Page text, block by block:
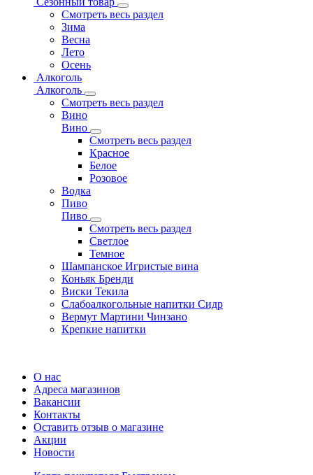
Смотреть весь раздел
Зима
Весна
Лето
Осень
Алкоголь
Алкоголь
Смотреть весь раздел
Вино
Вино
Смотреть весь раздел
Красное
Белое
Розовое
Водка
Пиво
Пиво
Смотреть весь раздел
Cветлое
Темное
Шампанское Игристые вина
Коньяк Бренди
Виски Текила
Слабоалкогольные напитки Сидр
Вермут Мартини Чинзано
Крепкие напитки
О нас
Адреса магазинов
Вакансии
Контакты
Оставить отзыв о магазине
Акции
Новости